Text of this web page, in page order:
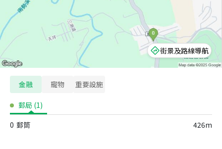
街景及路線導航
金融 寵物 重要設施
郵局 (1)
0 郵筒 426m